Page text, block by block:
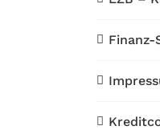
Finanz-